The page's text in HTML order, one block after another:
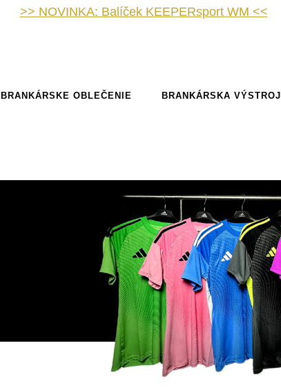
>> NOVINKA: Balíček KEEPERsport WM <<
BRANKÁRSKE OBLEČENIE BRANKÁRSKA VÝSTROJ